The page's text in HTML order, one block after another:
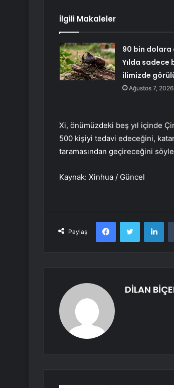
İlgili Makaleler
90 bin dolara
Yılda sadece
ilimizde
Ağustos 7, 2026
Xi, önümüzdeki beş yıl içinde
500 kişiyi tedavi edeceğini,
taramasından geçireceğini
Kaynak: Xinhua / Güncel
Paylaş
FacebookTwitter
DİLAN